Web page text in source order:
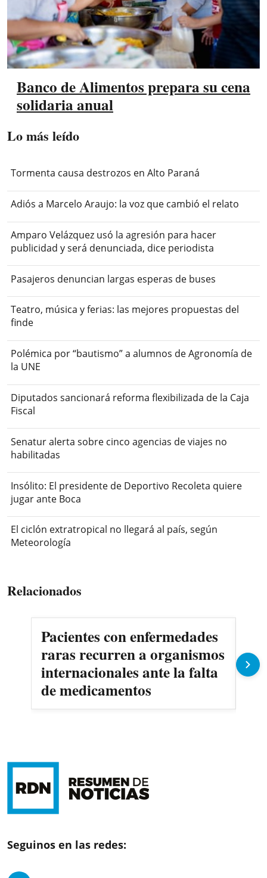
Banco de Alimentos prepara su cena
solidaria anual
Lo más leído
Tormenta causa destrozos en Alto Paraná
Adiós a Marcelo Araujo: la voz que cambió el relato
Amparo Velázquez usó la agresión para hacer
publicidad y será denunciada, dice periodista
Pasajeros denuncian largas esperas de buses
Teatro, música y ferias: las mejores propuestas del
finde
Polémica por “bautismo” a alumnos de Agronomía de
la UNE
Diputados sancionará reforma flexibilizada de la Caja
Fiscal
Senatur alerta sobre cinco agencias de viajes no
habilitadas
Insólito: El presidente de Deportivo Recoleta quiere
jugar ante Boca
El ciclón extratropical no llegará al país, según
Meteorología
Relacionados
Pacientes con enfermedades
raras recurren a organismos
internacionales ante la falta
de medicamentos
en
Seguinos en las redes: